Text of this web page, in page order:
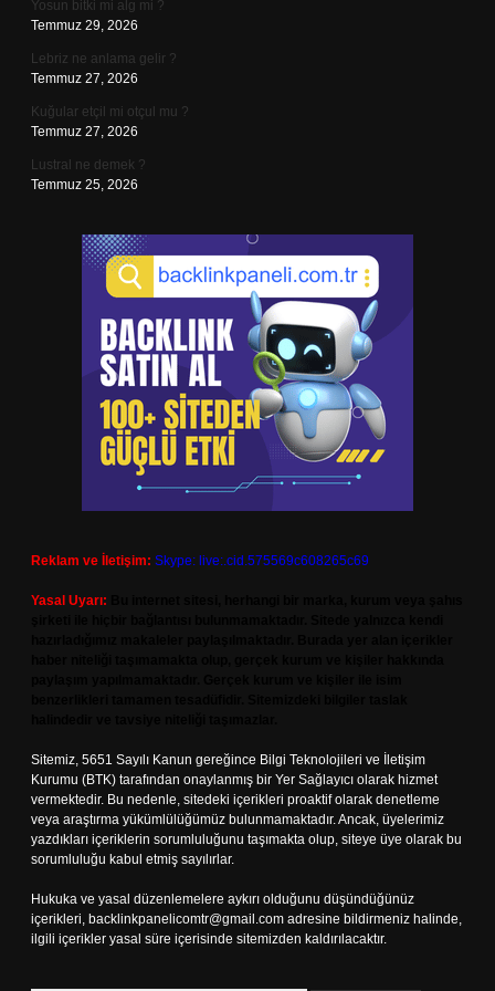
Yosun bitki mi alg mi ?
Temmuz 29, 2026
Lebriz ne anlama gelir ?
Temmuz 27, 2026
Kuğular etçil mi otçul mu ?
Temmuz 27, 2026
Lustral ne demek ?
Temmuz 25, 2026
Reklam ve İletişim: Skype: live:.cid.575569c608265c69
Yasal Uyarı:
Sitemiz, 5651 Sayılı Kanun gereğince Bilgi Teknolojileri ve İletişim
Kurumu (BTK) tarafından onaylanmış bir Yer Sağlayıcı olarak hizmet
vermektedir. Bu nedenle, sitedeki içerikleri proaktif olarak denetleme
veya araştırma yükümlülüğümüz bulunmamaktadır. Ancak, üyelerimiz
yazdıkları içeriklerin sorumluluğunu taşımakta olup, siteye üye olarak bu
sorumluluğu kabul etmiş sayılırlar.
Hukuka ve yasal düzenlemelere aykırı olduğunu düşündüğünüz
içerikleri, backlinkpanelicomtr@gmail.com adresine bildirmeniz halinde,
ilgili içerikler yasal süre içerisinde sitemizden kaldırılacaktır.